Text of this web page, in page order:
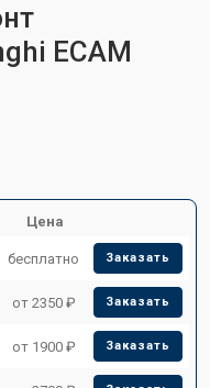
ECAM
Цена
бесплатно Заказать
от 2350 ₽ Заказать
от 1900 ₽ Заказать